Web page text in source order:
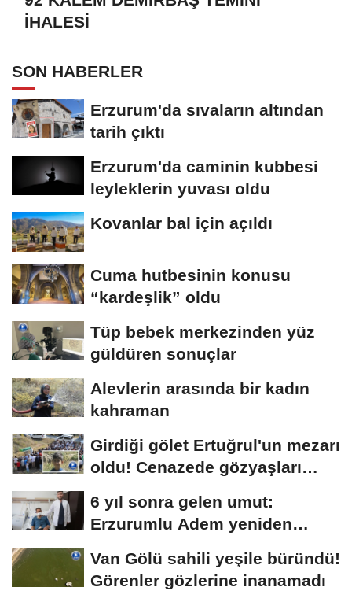
İHALESİ
SON HABERLER
Erzurum'da sıvaların altından
tarih çıktı
Erzurum'da caminin kubbesi
leyleklerin yuvası oldu
Kovanlar bal için açıldı
Cuma hutbesinin konusu
“kardeşlik” oldu
Tüp bebek merkezinden yüz
güldüren sonuçlar
Alevlerin arasında bir kadın
kahraman
Girdiği gölet Ertuğrul'un mezarı
oldu! Cenazede gözyaşları
6 yıl sonra gelen umut:
Erzurumlu Adem yeniden
Van Gölü sahili yeşile büründü!
Görenler gözlerine inanamadı